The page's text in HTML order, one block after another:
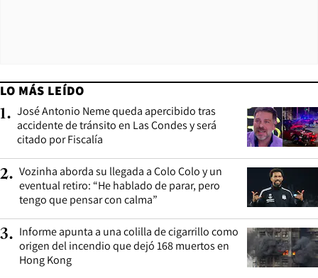
LO MÁS LEÍDO
1. José Antonio Neme queda apercibido tras
accidente de tránsito en Las Condes y será
citado por Fiscalía
2. Vozinha aborda su llegada a Colo Colo y un
eventual retiro: “He hablado de parar, pero
tengo que pensar con calma”
3. Informe apunta a una colilla de cigarrillo como
origen del incendio que dejó 168 muertos en
Hong Kong